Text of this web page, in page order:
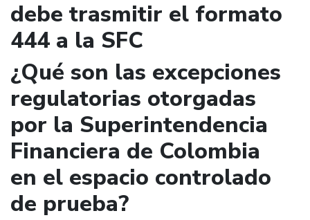
debe trasmitir el formato
444 a la SFC
¿Qué son las excepciones
regulatorias otorgadas
por la Superintendencia
Financiera de Colombia
en el espacio controlado
de prueba?